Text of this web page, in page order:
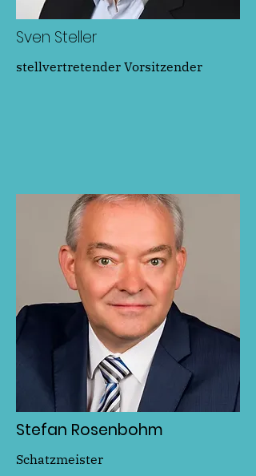
Sven Steller
stellvertretender Vorsitzender
Stefan Rosenbohm
Schatzmeister